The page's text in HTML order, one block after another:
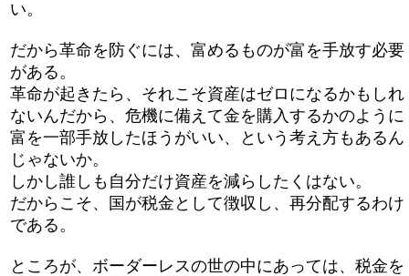
い。
だから革命を防ぐには、富めるものが富を手放す必要
がある。
革命が起きたら、それこそ資産はゼロになるかもしれ
ないんだから、危機に備えて金を購入するかのように
富を一部手放したほうがいい、という考え方もあるん
じゃないか。
しかし誰しも自分だけ資産を減らしたくはない。
だからこそ、国が税金として徴収し、再分配するわけ
である。
ところが、ボーダーレスの世の中にあっては、税金を